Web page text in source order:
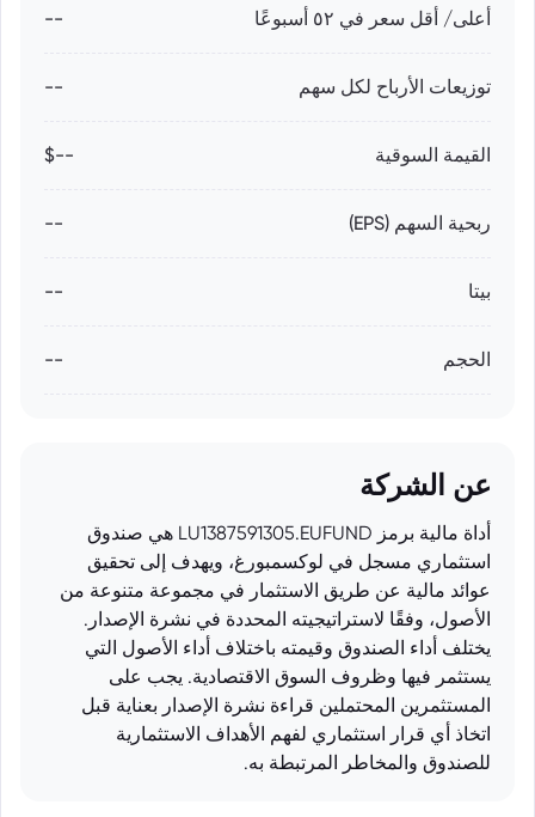
أعلى/ أقل سعر في ٥٢ أسبوعًا --
توزيعات الأرباح لكل سهم --
القيمة السوقية --$
ربحية السهم (EPS) --
بيتا --
الحجم --
عن الشركة
أداة مالية برمز LU1387591305.EUFUND هي صندوق
استثماري مسجل في لوكسمبورغ، ويهدف إلى تحقيق
عوائد مالية عن طريق الاستثمار في مجموعة متنوعة من
الأصول، وفقًا لاستراتيجيته المحددة في نشرة الإصدار.
يختلف أداء الصندوق وقيمته باختلاف أداء الأصول التي
يستثمر فيها وظروف السوق الاقتصادية. يجب على
المستثمرين المحتملين قراءة نشرة الإصدار بعناية قبل
اتخاذ أي قرار استثماري لفهم الأهداف الاستثمارية
للصندوق والمخاطر المرتبطة به.